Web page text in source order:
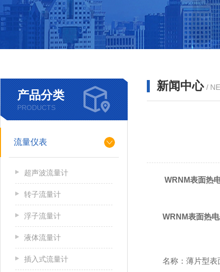
产品分类
PRODUCTS
流量仪表
超声波流量计
转子流量计
浮子流量计
液体流量计
插入式流量计
新闻中心 /
WRNM表面热
WRNM表面热
名称：薄片型表